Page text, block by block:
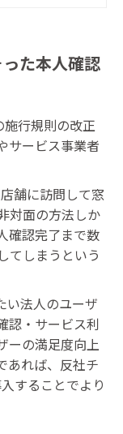
た本人確認
行規則の改正
サービス事業者
舗に訪問して窓
対面の方法しか
確認完了まで数
てしまうという
い法人のユーザ
認・サービス利
ーの満足度向上
あれば、反社チ
することでより